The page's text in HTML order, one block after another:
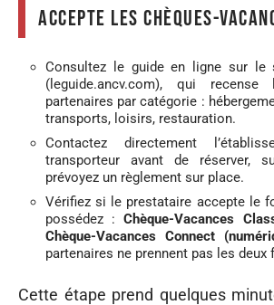
accepte les Chèques-
Consultez le guide en ligne sur le
(leguide.ancv.com), qui recense
partenaires par catégorie :
transports, loisirs, restauration.
Contactez directement
transporteur avant de réserver,
prévoyez un règlement sur place.
Vérifiez si le prestataire accepte le
possédez :Chèque-Vacances
Chèque-Vacances Connect
partenaires ne prennent pas les deux
Cette étape prend quelques